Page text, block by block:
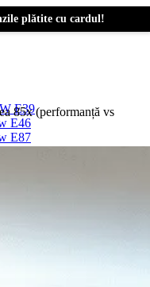
plătite cu cardul!
E39
E46
E87
85x (performanță vs